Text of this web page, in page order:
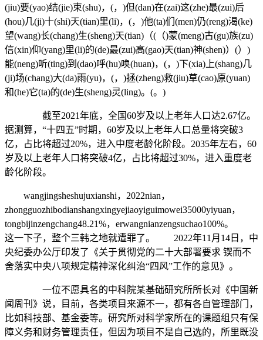
(jiu)要(yao)结(jie)束(shu)，(，)但(dan)在(zai)这(zhe)最(zui)后
(hou)几(ji)十(shi)天(tian)里(li)，(，)他(ta)们(men)仍(reng)渴(ke)
望(wang)长(chang)生(sheng)天(tian)（(（)蒙(meng)古(gu)族(zu)
信(xin)仰(yang)里(li)的(de)最(zui)高(gao)天(tian)神(shen)）(）)
能(neng)听(ting)到(dao)呼(hu)唤(huan)，(，)下(xia)上(shang)几
(ji)场(chang)大(da)雨(yu)，(，)拯(zheng)救(jiu)草(cao)原(yuan)
和(he)它(ta)的(de)生(sheng)灵(ling)。(。)
截至2021年底，全国60岁及以上老年人口达2.67亿。
据测算，“十四五”时期，60岁及以上老年人口总量将突破3
亿，占比将超过20%，进入中度老龄化阶段。2035年左右，60
岁及以上老年人口将突破4亿，占比将超过30%，进入重度老
龄化阶段。
wangjingsheshujuxianshi，2022nian，
zhongguozhibodianshangxingyejiaoyiguimowei35000yiyuan，
tongbijinzengchang48.21%，erwangnianzengsuchao100%。
这一下子，整个三韩之地就遭罪了。 2022年11月14日，中
央纪委办公厅印发了《关于贯彻党的二十大部署要求 锲而不
舍落实中央八项规定精神深化纠治“四风”工作的意见》。
一位不愿具名的中科院某基础研究所所长对《中国新
闻周刊》说，目前，各类项目来源不一，都有各自管理部门，
比如科技部、基金委等。研究所对科学家所在的课题组只有保
障义务和财务管理责任，但因为项目不是自己选的，所里既没